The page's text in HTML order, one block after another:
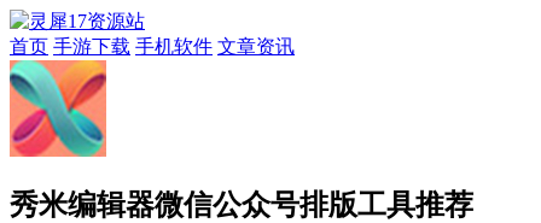
首页 手游下载 手机软件 文章资讯
秀米编辑器微信公众号排版工具推荐